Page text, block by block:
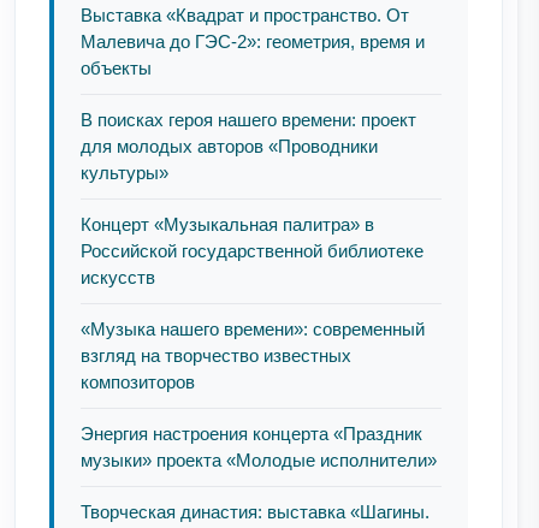
Выставка «Квадрат и пространство. От
Малевича до ГЭС-2»: геометрия, время и
объекты
В поисках героя нашего времени: проект
для молодых авторов «Проводники
культуры»
Концерт «Музыкальная палитра» в
Российской государственной библиотеке
искусств
«Музыка нашего времени»: современный
взгляд на творчество известных
композиторов
Энергия настроения концерта «Праздник
музыки» проекта «Молодые исполнители»
Творческая династия: выставка «Шагины.